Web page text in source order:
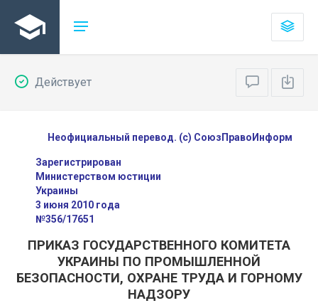
Действует
Неофициальный перевод. (с) СоюзПравоИнформ
Зарегистрирован
Министерством юстиции
Украины
3 июня 2010 года
№356/17651
ПРИКАЗ ГОСУДАРСТВЕННОГО КОМИТЕТА
УКРАИНЫ ПО ПРОМЫШЛЕННОЙ
БЕЗОПАСНОСТИ, ОХРАНЕ ТРУДА И ГОРНОМУ
НАДЗОРУ